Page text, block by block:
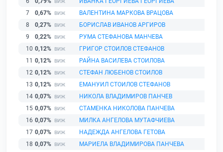
7
0,67%
ВАЛЕНТИНА МАРКОВА ВРАЦОВА
8
0,27%
БОРИСЛАВ ИВАНОВ АРГИРОВ
9
0,22%
РУМА СТЕФАНОВА МАНЧЕВА
10 0,12%
ГРИГОР СТОИЛОВ СТЕФАНОВ
11 0,12%
РАЙНА ВАСИЛЕВА СТОИЛОВА
12 0,12%
СТЕФАН ЛЮБЕНОВ СТОИЛОВ
13 0,12%
ЕМАНУИЛ СТОИЛОВ СТЕФАНОВ
14 0,07%
НИКОЛА ВЛАДИМИРОВ ПАНЧЕВ
15 0,07%
СТАМЕНКА НИКОЛОВА ПАНЧЕВА
16 0,07%
МИЛКА АНГЕЛОВА МУТАФЧИЕВА
17 0,07%
НАДЕЖДА АНГЕЛОВА ГЕТОВА
18 0,07%
МАРИЕЛА ВЛАДИМИРОВА ПАНЧЕВА